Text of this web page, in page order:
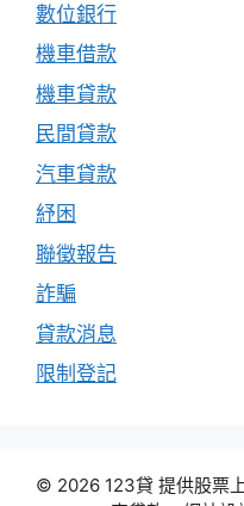
數位銀行
機車借款
機車貸款
民間貸款
汽車貸款
紓困
聯徵報告
詐騙
貸款消息
限制登記
© 2026 123貸 提供股票